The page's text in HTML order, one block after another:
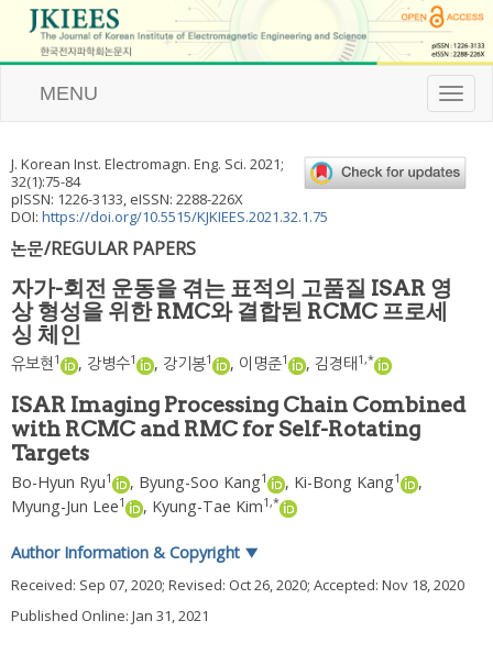
T
o
l
e
MENU
J. Korean Inst. Electromagn. Eng. Sci. 2021;
32(1):75-84
pISSN: 1226-3133, eISSN: 2288-226X
DOI: https://doi.org/10.5515/KJKIEES.2021.32.1.75
논문/REGULAR PAPERS
자가-회전 운동을 겪는 표적의 고품질 ISAR 영
상 형성을 위한 RMC와 결합된 RCMC 프로세
싱 체인
유보현 1 , 강병수1 , 강기봉1 , 이명준1 , 김경태 1,*
ISAR Imaging Processing Chain Combined
with RCMC and RMC for Self-Rotating
Targets
Bo-Hyun Ryu1 , Byung-Soo Kang1 , Ki-Bong Kang1
,
Myung-Jun Lee1 , Kyung-Tae Kim1,*
Author Information & Copyright ▼
Received: Sep 07, 2020; Revised: Oct 26, 2020; Accepted: Nov 18, 2020
Published Online: Jan 31, 2021